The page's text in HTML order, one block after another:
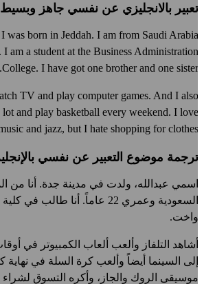
تعبير بالانجليزي عن نفسي جاهز وبسيط
I was born in Jeddah. I am from Saudi Arabia
I am a student at the Business Administration
College. I have got one brother and one sister.
TV and play computer games. And I also
lot and play basketball every weekend. I love
music and jazz, but I hate shopping for clothes.
ترجمة موضوع التعبير عن نفسي
اسمي عبدالله، ولدت في مدينة جدة. أنا من
السعودية وعمري 22 عاماً. أنا طالب
واخت.
أشاهد التلفاز وألعب ألعاب الكمبيوتر في
إلى السينما أيضاً وألعب كرة السلة في نهاية
موسيقى الروك والجاز، وأكره التسوق لشراء